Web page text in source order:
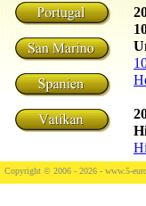
Copyright © 2006 - 2026 - www.5-